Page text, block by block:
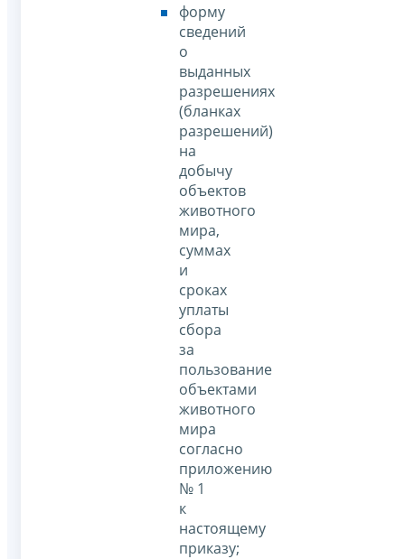
форму
сведений
о
выданных
разрешениях
(бланках
разрешений)
на
добычу
объектов
животного
мира,
суммах
и
сроках
уплаты
сбора
за
пользование
объектами
животного
мира
согласно
приложению
№ 1
к
настоящему
приказу;